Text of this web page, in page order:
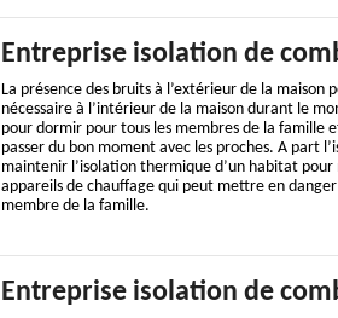
Entreprise isolation de
La présence des bruits à l’extérieur de la maison
nécessaire à l’intérieur de la maison durant le
pour dormir pour tous les membres de la famille
passer du bon moment avec les proches. A part
maintenir l’isolation thermique d’un habitat pour
appareils de chauffage qui peut mettre en
membre de la famille.
Entreprise isolation de